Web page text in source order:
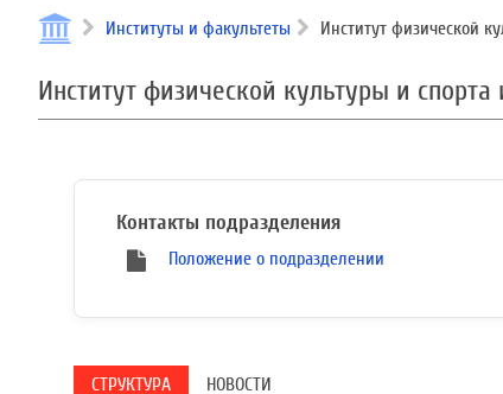
Институты и факультеты Институт физической
Институт физической культуры и
Контакты подразделения
Положение о подразделении
СТРУКТУРА НОВОСТИ